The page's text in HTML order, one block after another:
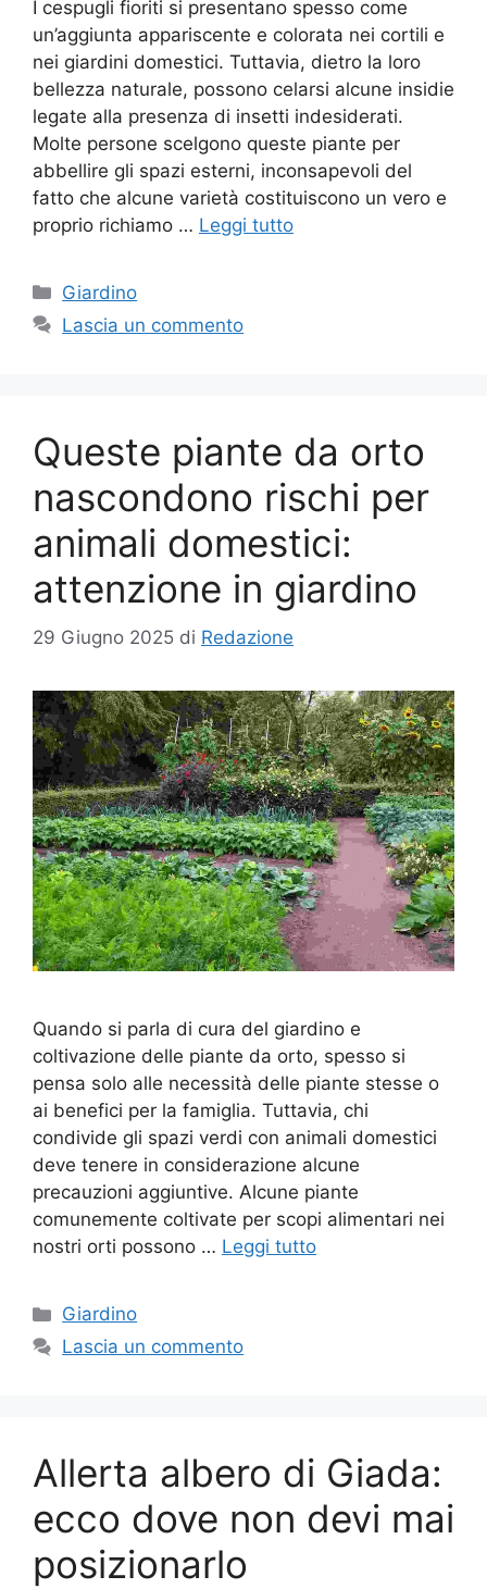
I cespugli fioriti si presentano spesso come
un’aggiunta appariscente e colorata nei cortili e
nei giardini domestici. Tuttavia, dietro la loro
bellezza naturale, possono celarsi alcune insidie
legate alla presenza di insetti indesiderati.
Molte persone scelgono queste piante per
abbellire gli spazi esterni, inconsapevoli del
fatto che alcune varietà costituiscono un vero e
proprio richiamo … Leggi tutto
Categorie
Giardino
Lascia un commento
Queste piante da orto
nascondono rischi per
animali domestici:
attenzione in giardino
29 Giugno 2025 di Redazione
Quando si parla di cura del giardino e
coltivazione delle piante da orto, spesso si
pensa solo alle necessità delle piante stesse o
ai benefici per la famiglia. Tuttavia, chi
condivide gli spazi verdi con animali domestici
deve tenere in considerazione alcune
precauzioni aggiuntive. Alcune piante
comunemente coltivate per scopi alimentari nei
nostri orti possono … Leggi tutto
Categorie
Giardino
Lascia un commento
Allerta albero di Giada:
ecco dove non devi mai
posizionarlo